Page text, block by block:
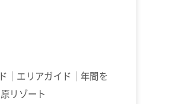
｜エリアガイド｜年間を
リゾート